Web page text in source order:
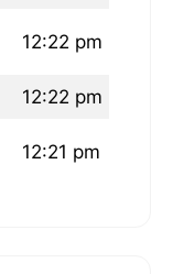
12:22 pm
12:22 pm
12:21 pm